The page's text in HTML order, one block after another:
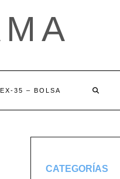
35 – BOLSA
CATEGORÍAS